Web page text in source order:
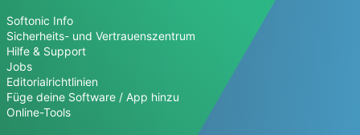
Softonic Info
Sicherheits- und Vertrauenszentrum
Hilfe & Support
Jobs
Editorialrichtlinien
Füge deine Software / App hinzu
Online-Tools